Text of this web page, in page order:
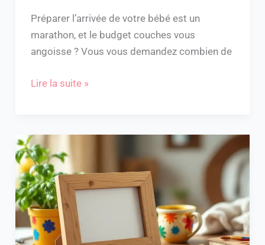
Préparer l’arrivée de votre bébé est un
marathon, et le budget couches vous
angoisse ? Vous vous demandez combien de
Lire la suite »
Cadeau
pour
la
fête
des
pères
à